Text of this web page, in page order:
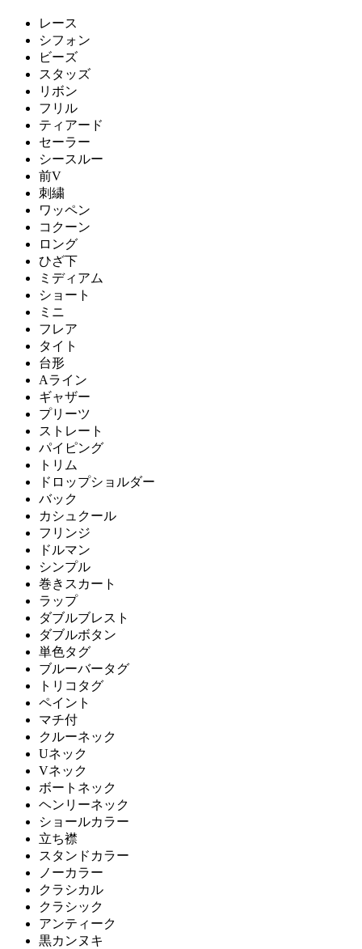
レース
シフォン
ビーズ
スタッズ
リボン
フリル
ティアード
セーラー
シースルー
前V
刺繍
ワッペン
コクーン
ロング
ひざ下
ミディアム
ショート
ミニ
フレア
タイト
台形
Aライン
ギャザー
プリーツ
ストレート
パイピング
トリム
ドロップショルダー
バック
カシュクール
フリンジ
ドルマン
シンプル
巻きスカート
ラップ
ダブルブレスト
ダブルボタン
単色タグ
ブルーバータグ
トリコタグ
ペイント
マチ付
クルーネック
Uネック
Vネック
ボートネック
ヘンリーネック
ショールカラー
立ち襟
スタンドカラー
ノーカラー
クラシカル
クラシック
アンティーク
黒カンヌキ